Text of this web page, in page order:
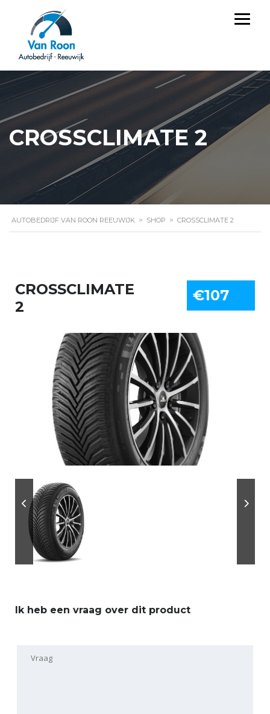
CROSSCLIMATE 2
AUTOBEDRIJF VAN ROON REEUWIJK > SHOP > CROSSCLIMATE 2
CROSSCLIMATE
2
€107
Ik heb een vraag over dit product